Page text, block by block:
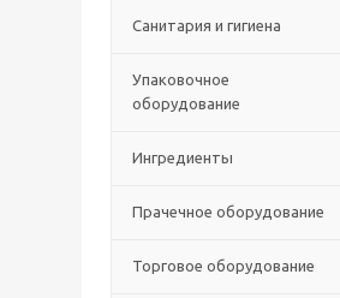
Санитария и гигиена
Упаковочное
оборудование
Ингредиенты
Прачечное оборудование
Торговое оборудование